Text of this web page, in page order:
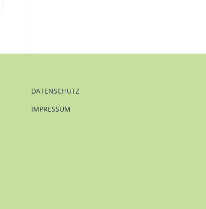
DATENSCHUTZ
IMPRESSUM